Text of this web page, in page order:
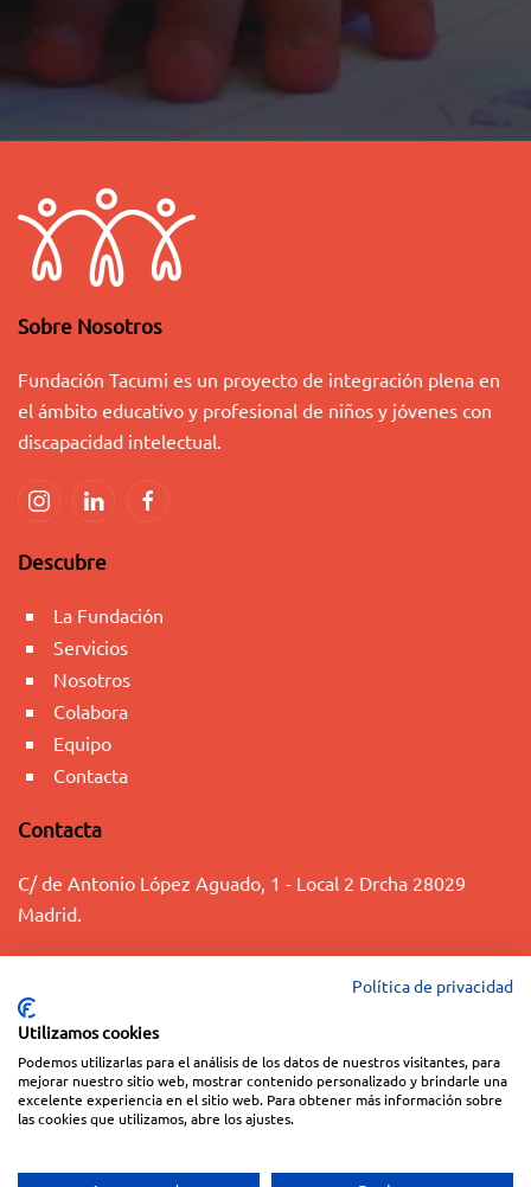
Sobre Nosotros
Fundación Tacumi es un proyecto de integración plena en
el ámbito educativo y profesional de niños y jóvenes con
discapacidad intelectual.
Descubre
La Fundación
Servicios
Nosotros
Colabora
Equipo
Contacta
Contacta
C/ de Antonio López Aguado, 1 - Local 2 Drcha 28029
Madrid.
© 2023 FUNDACIÓN TACUMI
Aviso Legal|Política de Privacidad |Política de Cookies|Términos y
condiciones de las donaciones
Política de privacidad
Utilizamos cookies
Podemos utilizarlas para el análisis de los datos de nuestros visitantes, para
mejorar nuestro sitio web, mostrar contenido personalizado y brindarle una
excelente experiencia en el sitio web. Para obtener más información sobre
las cookies que utilizamos, abre los ajustes.